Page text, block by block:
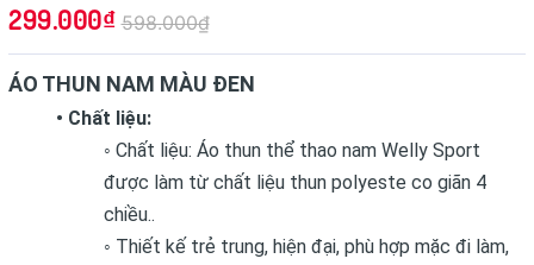
299.000₫ 598.000₫
ÁO THUN NAM MÀU ĐEN
• Chất liệu:
◦ Chất liệu: Áo thun thể thao nam Welly Sport
được làm từ chất liệu thun polyeste co giãn 4
chiều..
◦ Thiết kế trẻ trung, hiện đại, phù hợp mặc đi làm,